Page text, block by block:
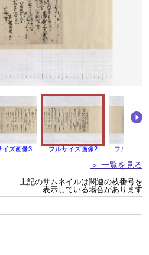
イズ画像3 フルサイズ画像2 フルサイズ
＞ 一覧を見る
上記のサムネイルは関連の枝番号を
表示している場合があります